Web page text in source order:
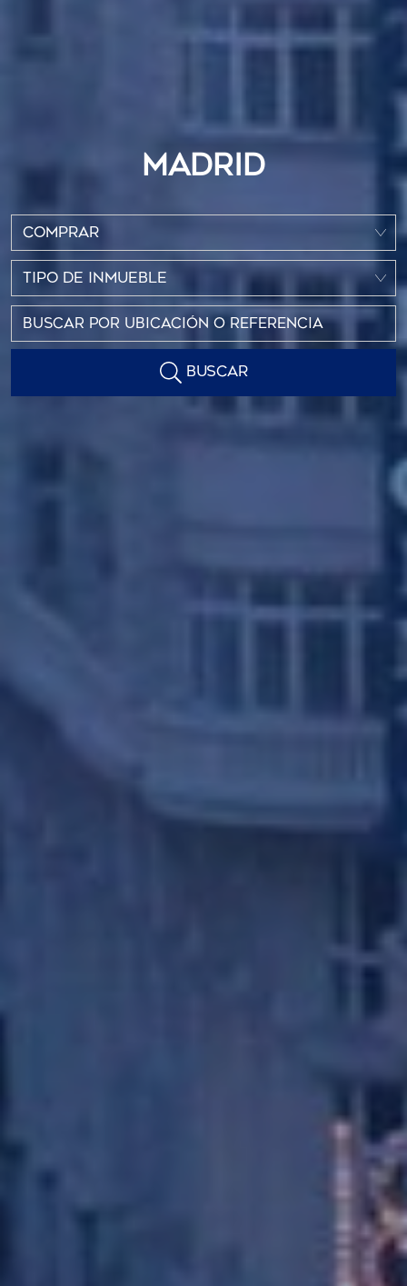
MADRID
COMPRAR
TIPO DE INMUEBLE
BUSCAR